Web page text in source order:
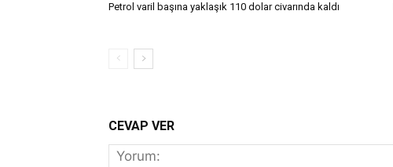
Petrol varil başına yaklaşık 110 dolar civarında kaldı
CEVAP VER